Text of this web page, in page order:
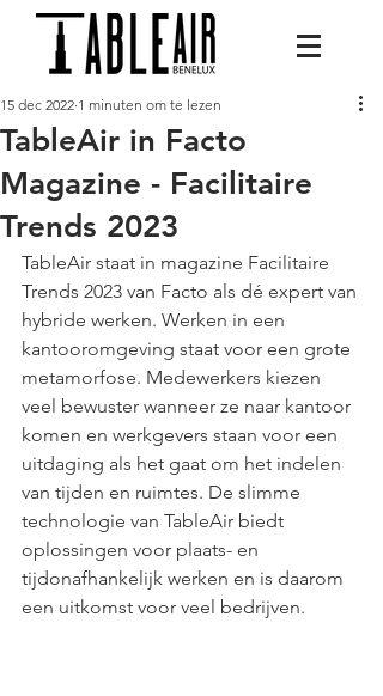
TableAir in Facto
Magazine - Facilitaire
Trends 2023
15 dec 2022 1 minuten om te lezen
TableAir staat in magazine Facilitaire
Trends 2023 van Facto als dé expert van
hybride werken. Werken in een
kantooromgeving staat voor een grote
metamorfose. Medewerkers kiezen
veel bewuster wanneer ze naar kantoor
komen en werkgevers staan voor een
uitdaging als het gaat om het indelen
van tijden en ruimtes. De slimme
technologie van TableAir biedt
oplossingen voor plaats- en
tijdonafhankelijk werken en is daarom
een uitkomst voor veel bedrijven.